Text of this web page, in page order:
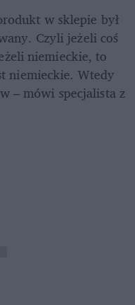
w sklepie był
Czyli jeżeli coś
niemieckie, to
niemieckie. Wtedy
– mówi specjalista z